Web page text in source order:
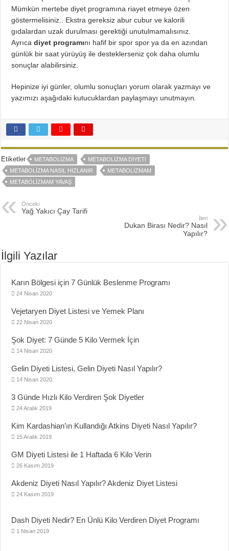
Mümkün mertebe diyet programına riayet etmeye özen
göstermelisiniz.. Ekstra gereksiz abur cubur ve kalorili
gıdalardan uzak durulması gerektiği unutulmamalısınız.
Ayrıcadiyet programını hafif bir spor spor ya da en azından
günlük bir saat yürüyüş ile desteklerseniz çok daha olumlu
sonuçlar alabilirsiniz.
Hepinize iyi günler, olumlu sonuçları yorum olarak yazmayı ve
yazımızı aşağıdaki kutucuklardan paylaşmayı unutmayın.
Etiketler METABOLIZMA
METABOLIZMA DIYETI
METABOLIZMA NASIL HIZLANIR
METABOLIZMAM
METABOLIZMAM YAVAŞ
Önceki
Yağ Yakıcı Çay Tarifi
İleri
Dukan Birası Nedir? Nasıl
Yapılır?
İlgili Yazılar
Karın Bölgesi için 7 Günlük Beslenme Programı
24 Nisan 2020
Vejetaryen Diyet Listesi ve Yemek Planı
22 Nisan 2020
Şok Diyet: 7 Günde 5 Kilo Vermek İçin
14 Nisan 2020
Gelin Diyeti Listesi, Gelin Diyeti Nasıl Yapılır?
14 Nisan 2020
3 Günde Hızlı Kilo Verdiren Şok Diyetler
24 Aralık 2019
Kim Kardashian’ın Kullandığı Atkins Diyeti Nasıl Yapılır?
15 Aralık 2019
GM Diyeti Listesi ile 1 Haftada 6 Kilo Verin
26 Kasım 2019
Akdeniz Diyeti Nasıl Yapılır? Akdeniz Diyet Listesi
24 Kasım 2019
Dash Diyeti Nedir? En Ünlü Kilo Verdiren Diyet Programı
1 Nisan 2019